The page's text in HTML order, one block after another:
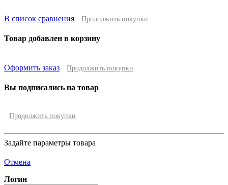
В список сравнения Продолжить покупки
Товар добавлен в корзину
Оформить заказ Продолжить покупки
Вы подписались на товар
Продолжить покупки
Задайте параметры товара
Отмена
Логин